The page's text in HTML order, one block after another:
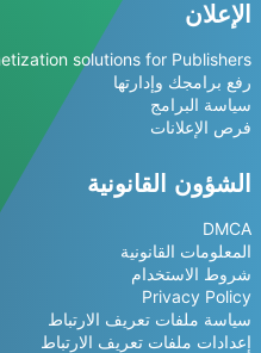
الإعلان
solutions for Publishers
رفع برامجك وإدارتها
سياسة البرامج
فرص الإعلانات
الشؤون القانونية
DMCA
المعلومات القانونية
شروط الاستخدام
Privacy Policy
سياسة ملفات تعريف الارتباط
إعدادات ملفات تعريف الارتباط